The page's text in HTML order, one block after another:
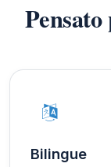
Bilingue